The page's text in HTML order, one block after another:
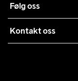
Bærekraft
Samarbeid
Vilkår & Betingelser
Returer
Følg oss
Kontakt oss